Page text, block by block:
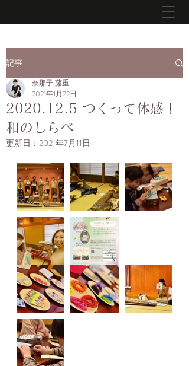
記事
2020.12.5 つくって体感！
和のしらべ
奈那子 藤重
2021年1月22日
更新日： 2021年7月11日